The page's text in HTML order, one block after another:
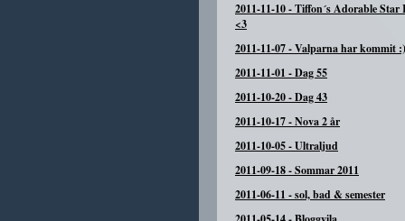
2011-11-10-Tiffon´s Adorable Star
<3
2011-11-07-Valparna har kommit :)
2011-11-01 -Dag 55
2011-10-20-Dag 43
2011-10-17-Nova 2 år
2011-10-05-Ultraljud
2011-09-18-Sommar 2011
2011-06-11 -sol, bad & semester